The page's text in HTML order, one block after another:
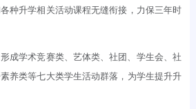
种升学相关活动课程无缝衔接，力保三年时
成学术竞赛类、艺体类、社团、学生会、社
养类等七大类学生活动群落，为学生提升升